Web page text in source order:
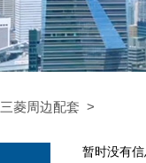
三菱周边配套 >
暂时没有